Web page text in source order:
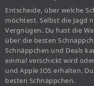
Entscheide, über welche
möchtest. Selbst die Jagd
Vergnügen. Du hast die
über die besten
Schnäppchen und Deals
einmal verschickt wird
und Apple IOS erhalten.
besten Schnäppchen.